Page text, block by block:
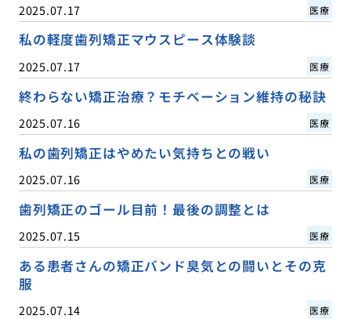
2025.07.17 医療
私の軽度歯列矯正マウスピース体験談
2025.07.17 医療
終わらない矯正治療？モチベーション維持の秘訣
2025.07.16 医療
私の歯列矯正はやめたい気持ちとの戦い
2025.07.16 医療
歯列矯正のゴール目前！最後の調整とは
2025.07.15 医療
ある患者さんの矯正バンド臭気との闘いとその克
服
2025.07.14 医療